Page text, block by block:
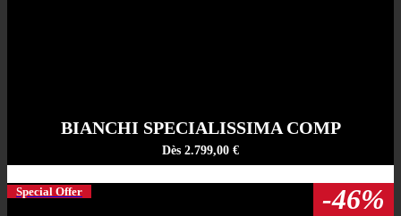
BIANCHI SPECIALISSIMA COMP
Dès 2.799,00 €
Special Offer -46%